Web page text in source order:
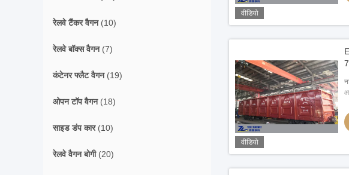
रेलवे टैंकर वैगन(10)
रेलवे बॉक्स वैगन(7)
कंटेनर फ्लैट वैगन(19)
ओपन टॉप वैगन(18)
साइड डंप कार(10)
रेलवे वैगन बोगी(20)
वीडियो
वीडियो